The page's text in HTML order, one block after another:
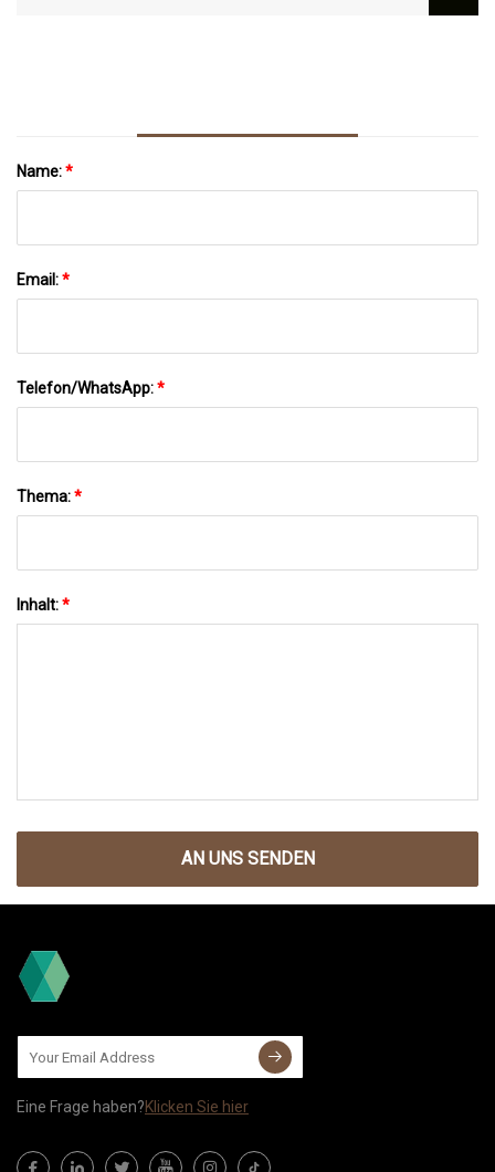
Name:*
Email:*
Telefon/WhatsApp:*
Thema:*
Inhalt:*
AN UNS SENDEN
Eine Frage haben?Klicken Sie hier